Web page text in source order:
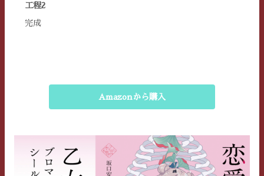
工程2
完成
Amazonから購入